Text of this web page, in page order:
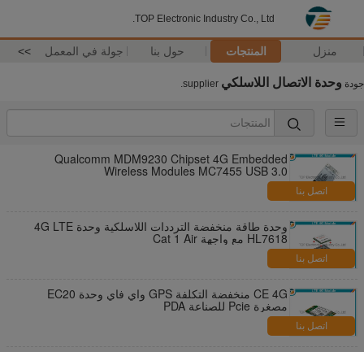
TOP Electronic Industry Co., Ltd.
منزل المنتجات حول بنا جولة في المعمل >>
جودة وحدة الاتصال اللاسلكي
Qualcomm MDM9230 Chipset 4G Embedded
Wireless Modules MC7455 USB 3.0
اتصل بنا
وحدة طاقة منخفضة الترددات اللاسلكية وحدة 4G LTE
HL7618 مع واجهة Cat 1 Air
اتصل بنا
CE 4G منخفضة التكلفة GPS واي فاي وحدة EC20
مصغرة Pcie للصناعة PDA
اتصل بنا